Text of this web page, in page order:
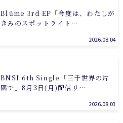
Blüme 3rd EP「今度は、わたしが
きみのスポットライト…
2026.08.04
BNSI 6th Single「三千世界の片
隅で」8月3日(月)配信リ…
2026.08.03